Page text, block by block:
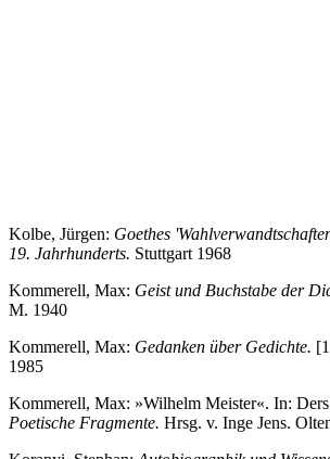
Kolbe, Jürgen: Goethes
19. Jahrhunderts. Stuttgart 1968
Kommerell, Max: Geist und Buchstabe der
M. 1940
Kommerell, Max: Gedanken über Gedichte.
1985
Kommerell, Max: »Wilhelm Meister«. In:
Poetische Fragmente. Hrsg. v. Inge Jens.